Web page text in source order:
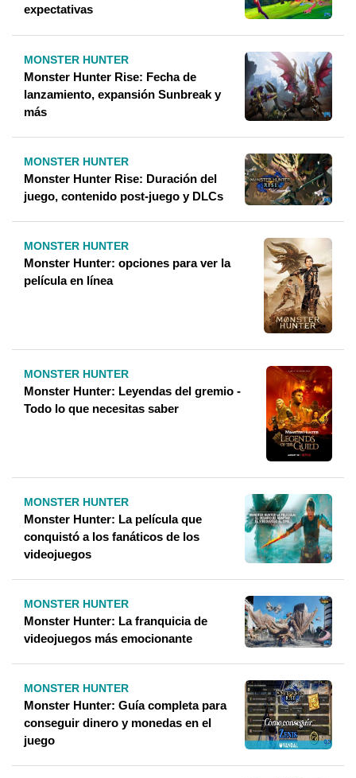
expectativas
MONSTER HUNTER
Monster Hunter Rise: Fecha de
lanzamiento, expansión Sunbreak y
más
MONSTER HUNTER
Monster Hunter Rise: Duración del
juego, contenido post-juego y DLCs
MONSTER HUNTER
Monster Hunter: opciones para ver la
película en línea
MONSTER HUNTER
Monster Hunter: Leyendas del gremio -
Todo lo que necesitas saber
MONSTER HUNTER
Monster Hunter: La película que
conquistó a los fanáticos de los
videojuegos
MONSTER HUNTER
Monster Hunter: La franquicia de
videojuegos más emocionante
MONSTER HUNTER
Monster Hunter: Guía completa para
conseguir dinero y monedas en el
juego